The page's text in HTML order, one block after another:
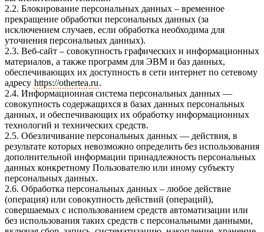
2.2. Блокирование персональных данных – временное
прекращение обработки персональных данных (за
исключением случаев, если обработка необходима для
уточнения персональных данных).
2.3. Веб-сайт – совокупность графических и информационных
материалов, а также программ для ЭВМ и баз данных,
обеспечивающих их доступность в сети интернет по сетевому
адресу https://othertea.ru.
2.4. Информационная система персональных данных —
совокупность содержащихся в базах данных персональных
данных, и обеспечивающих их обработку информационных
технологий и технических средств.
2.5. Обезличивание персональных данных — действия, в
результате которых невозможно определить без использования
дополнительной информации принадлежность персональных
данных конкретному Пользователю или иному субъекту
персональных данных.
2.6. Обработка персональных данных – любое действие
(операция) или совокупность действий (операций),
совершаемых с использованием средств автоматизации или
без использования таких средств с персональными данными,